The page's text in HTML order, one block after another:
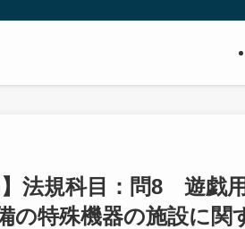
】法規科目：問8 遊戯
の特殊機器の施設に関